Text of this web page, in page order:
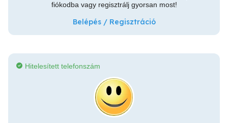
fiókodba vagy regisztrálj gyorsan most!
Belépés / Regisztráció
Hitelesített telefonszám